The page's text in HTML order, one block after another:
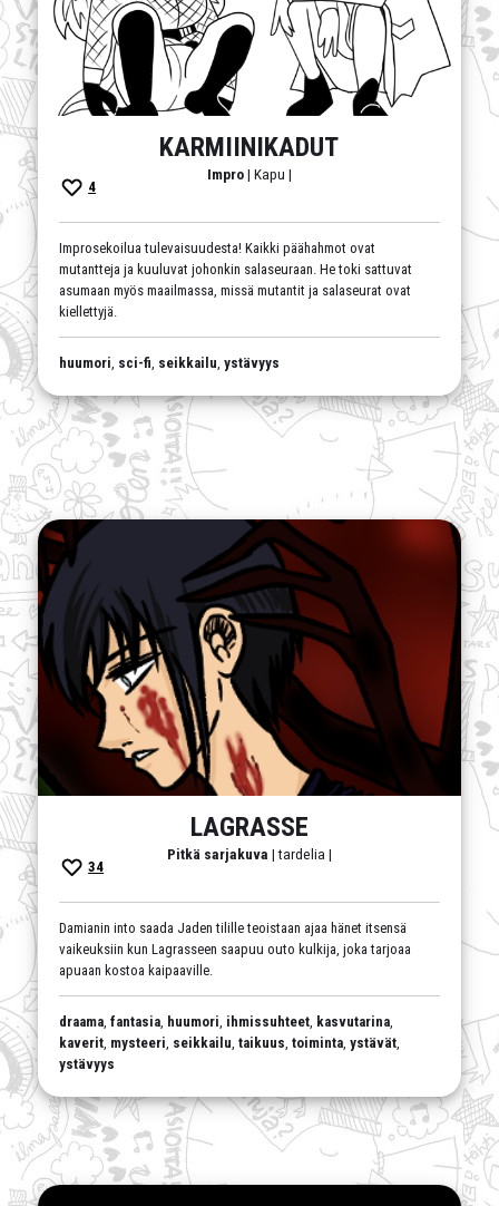
KARMIINIKADUT
Impro| Kapu |
4
Improsekoilua tulevaisuudesta! Kaikki päähahmot ovat
mutantteja ja kuuluvat johonkin salaseuraan. He toki sattuvat
asumaan myös maailmassa, missä mutantit ja salaseurat ovat
kiellettyjä.
huumori, sci-fi, seikkailu,ystävyys
LAGRASSE
Pitkä sarjakuva | tardelia |
34
Damianin into saada Jaden tilille teoistaan ajaa hänet itsensä
vaikeuksiin kun Lagrasseen saapuu outo kulkija, joka tarjoaa
apuaan kostoa kaipaaville.
draama,fantasia, huumori, ihmissuhteet, kasvutarina,
kaverit, mysteeri, seikkailu,taikuus,toiminta,ystävät,
ystävyys